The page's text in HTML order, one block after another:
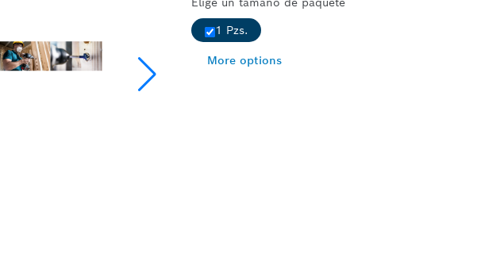
1 Pzs.
More options